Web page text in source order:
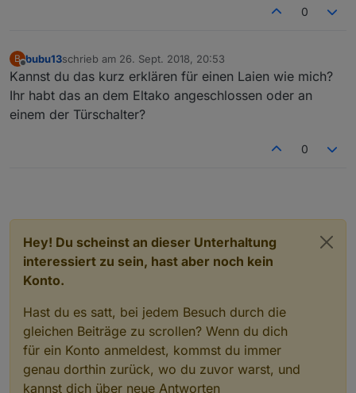
0
B
Offline
bubu13schrieb am 26. Sept. 2018, 20:53
zuletzt editiert von
Kannst du das kurz erklären für einen Laien wie mich?
Ihr habt das an dem Eltako angeschlossen oder an
einem der Türschalter?
0
Hey! Du scheinst an dieser Unterhaltung
interessiert zu sein, hast aber noch kein
Konto.
Hast du es satt, bei jedem Besuch durch die
gleichen Beiträge zu scrollen? Wenn du dich
für ein Konto anmeldest, kommst du immer
genau dorthin zurück, wo du zuvor warst, und
kannst dich über neue Antworten